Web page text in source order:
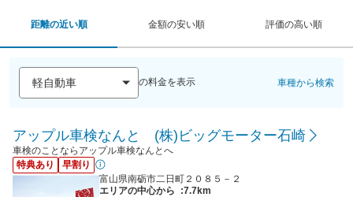
距離の近い順 金額の安い順 評価の高い順
の料金を表示 車種から検索
アップル車検なんと (株)ビッグモーター石崎
車検のことならアップル車検なんとへ
特典あり
早割り
富山県南砺市二日町２０８５－２
エリアの中心から
:7.7km